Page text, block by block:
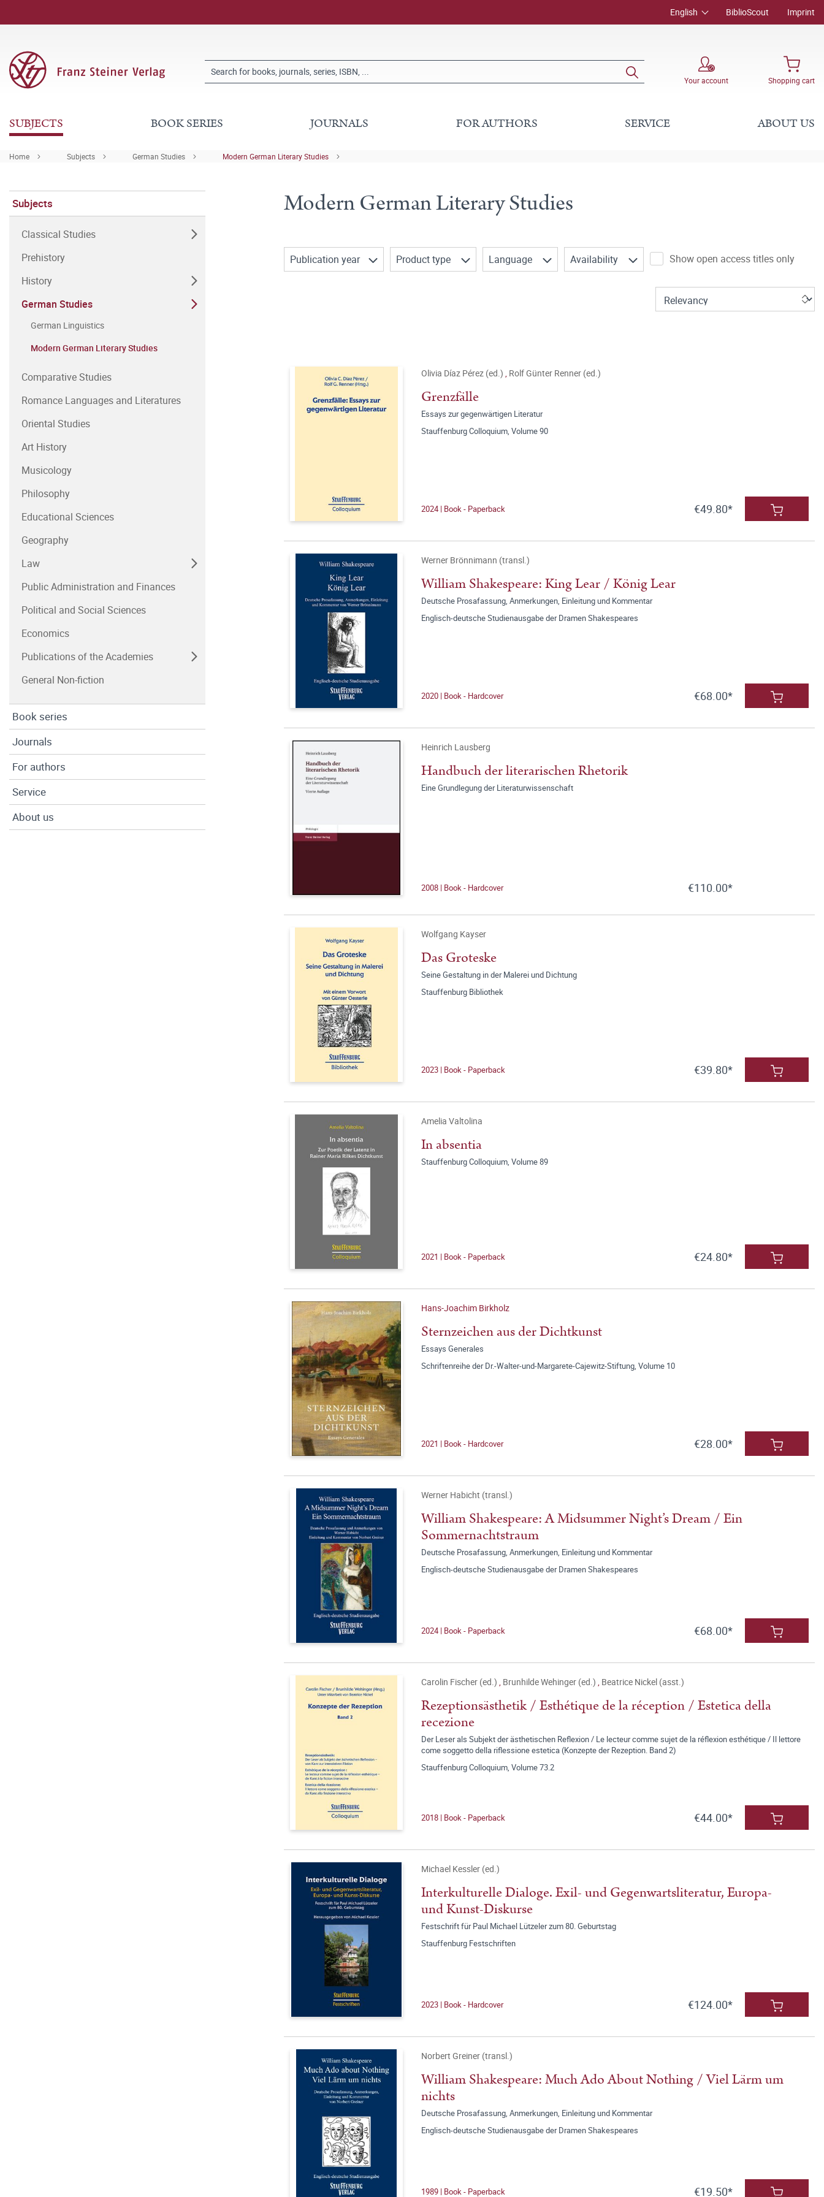
English BiblioScout Imprint
Your account Shopping cart
SUBJECTS BOOK SERIES JOURNALS FOR AUTHORS SERVICE ABOUT US
Home Subjects German Studies Modern German Literary Studies
Subjects
Classical Studies
Prehistory
History
German Studies
German Linguistics
Modern German Literary Studies
Comparative Studies
Romance Languages and Literatures
Oriental Studies
Art History
Musicology
Philosophy
Educational Sciences
Geography
Law
Public Administration and Finances
Political and Social Sciences
Economics
Publications of the Academies
General Non-fiction
Book series
Journals
For authors
Service
About us
Modern German Literary Studies
Publication year Product type Language Availability Show open access titles only
Olivia Díaz Pérez (ed.) , Rolf Günter Renner (ed.)
Grenzfälle
Essays zur gegenwärtigen Literatur
Stauffenburg Colloquium, Volume 90
2024 | Book - Paperback €49.80*
Werner Brönnimann (transl.)
William Shakespeare: King Lear / König Lear
Deutsche Prosafassung, Anmerkungen, Einleitung und Kommentar
Englisch-deutsche Studienausgabe der Dramen Shakespeares
2020 | Book - Hardcover €68.00*
Heinrich Lausberg
Handbuch der literarischen Rhetorik
Eine Grundlegung der Literaturwissenschaft
2008 | Book - Hardcover €110.00*
Wolfgang Kayser
Das Groteske
Seine Gestaltung in der Malerei und Dichtung
Stauffenburg Bibliothek
2023 | Book - Paperback €39.80*
Amelia Valtolina
In absentia
Stauffenburg Colloquium, Volume 89
2021 | Book - Paperback €24.80*
Hans-Joachim Birkholz
Sternzeichen aus der Dichtkunst
Essays Generales
Schriftenreihe der Dr.-Walter-und-Margarete-Cajewitz-Stiftung, Volume 10
2021 | Book - Hardcover €28.00*
Werner Habicht (transl.)
William Shakespeare: A Midsummer Night’s Dream / Ein
Sommernachtstraum
Deutsche Prosafassung, Anmerkungen, Einleitung und Kommentar
Englisch-deutsche Studienausgabe der Dramen Shakespeares
2024 | Book - Paperback €68.00*
Carolin Fischer (ed.) , Brunhilde Wehinger (ed.) , Beatrice Nickel (asst.)
Rezeptionsästhetik / Esthétique de la réception / Estetica della
recezione
Der Leser als Subjekt der ästhetischen Reflexion / Le lecteur comme sujet de la réflexion esthétique / Il lettore
come soggetto della riflessione estetica (Konzepte der Rezeption. Band 2)
Stauffenburg Colloquium, Volume 73.2
2018 | Book - Paperback €44.00*
Michael Kessler (ed.)
Interkulturelle Dialoge. Exil- und Gegenwartsliteratur, Europa-
und Kunst-Diskurse
Festschrift für Paul Michael Lützeler zum 80. Geburtstag
Stauffenburg Festschriften
2023 | Book - Hardcover €124.00*
Norbert Greiner (transl.)
William Shakespeare: Much Ado About Nothing / Viel Lärm um
nichts
Deutsche Prosafassung, Anmerkungen, Einleitung und Kommentar
Englisch-deutsche Studienausgabe der Dramen Shakespeares
1989 | Book - Paperback €19.50*